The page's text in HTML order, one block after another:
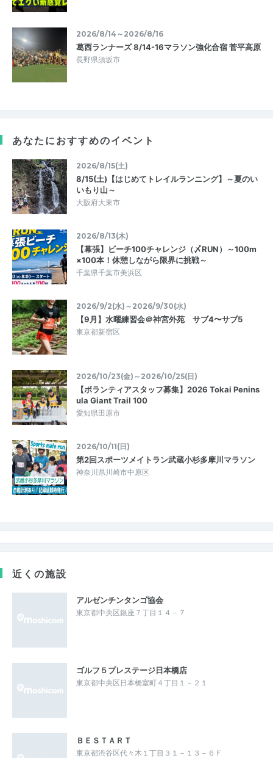
2026/8/14～2026/8/16
葛西ランナーズ 8/14-16マラソン強化合宿 菅平高原
長野県須坂市
あなたにおすすめのイベント
2026/8/15(土)
8/15(土)【はじめてトレイルランニング】～夏のい
いもり山～
大阪府大東市
2026/8/13(木)
【幕張】ビーチ100チャレンジ（〆RUN）～100m
×100本！休憩しながら限界に挑戦～
千葉県千葉市美浜区
2026/9/2(水)～2026/9/30(水)
【9月】水曜練習会＠神宮外苑 サブ4〜サブ5
東京都新宿区
2026/10/23(金)～2026/10/25(日)
【ボランティアスタッフ募集】2026 Tokai Penins
ula Giant Trail 100
愛知県田原市
2026/10/11(日)
第2回スポーツメイトラン武蔵小杉多摩川マラソン
神奈川県川崎市中原区
近くの施設
アルゼンチンタンゴ協会
東京都中央区銀座７丁目１４－７
ゴルフ５プレステージ日本橋店
東京都中央区日本橋室町４丁目１－２１
ＢＥＳＴＡＲＴ
東京都渋谷区代々木１丁目３１－１３－６Ｆ